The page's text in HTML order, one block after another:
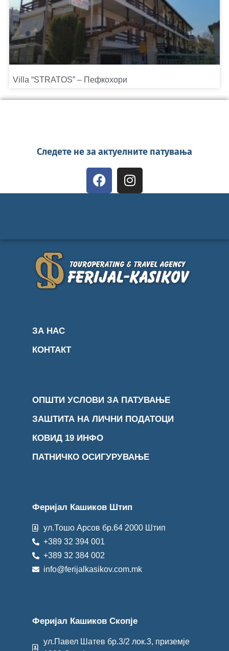
Villa “STRATOS” – Пефкохори
Следете не за актуелните патувања
ЗА НАС
КОНТАКТ
ОПШТИ УСЛОВИ ЗА ПАТУВАЊЕ
ЗАШТИТА НА ЛИЧНИ ПОДАТОЦИ
КОВИД 19 ИНФО
ПАТНИЧКО ОСИГУРУВАЊЕ
Феријал Кашиков Штип
ул.Тошо Арсов бр.64 2000 Штип
+389 32 394 001
+389 32 384 002
info@ferijalkasikov.com.mk
Феријал Кашиков Скопје
ул.Павел Шатев бр.3/2 лок.3, приземје